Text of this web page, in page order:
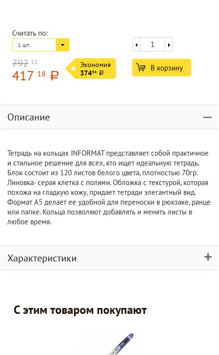
Считать по:
1 шт.
792 12
417 18 a
Экономия
37494 a
В корзину
Описание
Тетрадь на кольцах INFORMAT представляет собой практичное
и стильное решение для всех, кто ищет идеальную тетрадь.
Блок состоит из 120 листов белого цвета, плотностью 70гр.
Линовка- серая клетка с полями. Обложка с текстурой, которая
похожа на гладкую кожу, придает тетради элегантный вид.
Формат А5 делает ее удобной для переноски в рюкзаке, ранце
или папке. Кольца позволяют добавлять и менять листы в
любое время.
Характеристики
С этим товаром покупают